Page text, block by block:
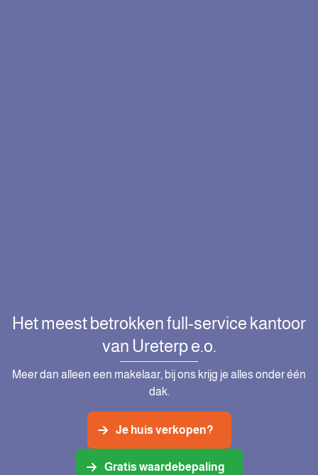
Het meest betrokken full-service kantoor
van Ureterp e.o.
Meer dan alleen een makelaar, bij ons krijg je alles onder één
dak.
Je huis verkopen?
Gratis waardebepaling